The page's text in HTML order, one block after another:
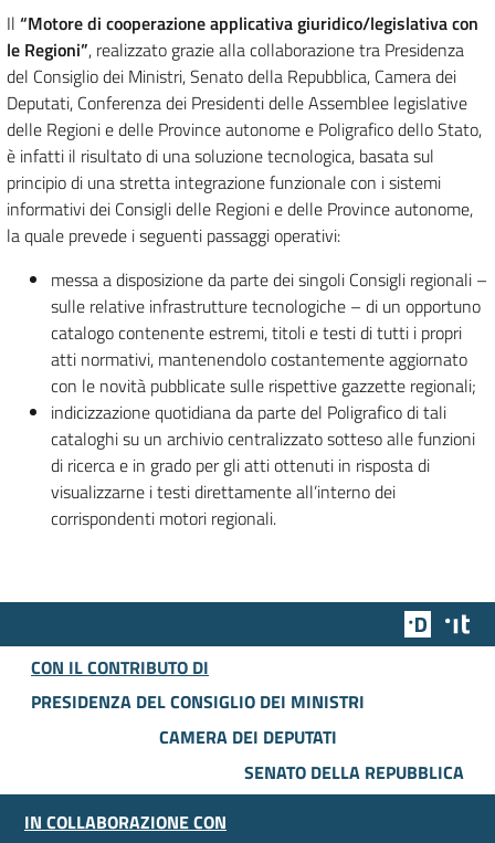
Il “Motore di cooperazione applicativa giuridico/legislativa con
le Regioni”, realizzato grazie alla collaborazione tra Presidenza
del Consiglio dei Ministri, Senato della Repubblica, Camera dei
Deputati, Conferenza dei Presidenti delle Assemblee legislative
delle Regioni e delle Province autonome e Poligrafico dello Stato,
è infatti il risultato di una soluzione tecnologica, basata sul
principio di una stretta integrazione funzionale con i sistemi
informativi dei Consigli delle Regioni e delle Province autonome,
la quale prevede i seguenti passaggi operativi:
messa a disposizione da parte dei singoli Consigli regionali –
sulle relative infrastrutture tecnologiche – di un opportuno
catalogo contenente estremi, titoli e testi di tutti i propri
atti normativi, mantenendolo costantemente aggiornato
con le novità pubblicate sulle rispettive gazzette regionali;
indicizzazione quotidiana da parte del Poligrafico di tali
cataloghi su un archivio centralizzato sotteso alle funzioni
di ricerca e in grado per gli atti ottenuti in risposta di
visualizzarne i testi direttamente all’interno dei
corrispondenti motori regionali.
Team
CON IL CONTRIBUTO DI
PRESIDENZA DEL CONSIGLIO DEI MINISTRI
CAMERA DEI DEPUTATI
SENATO DELLA REPUBBLICA
IN COLLABORAZIONE CON